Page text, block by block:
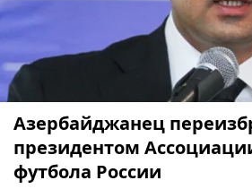
Азербайджанец
президентом
футбола России